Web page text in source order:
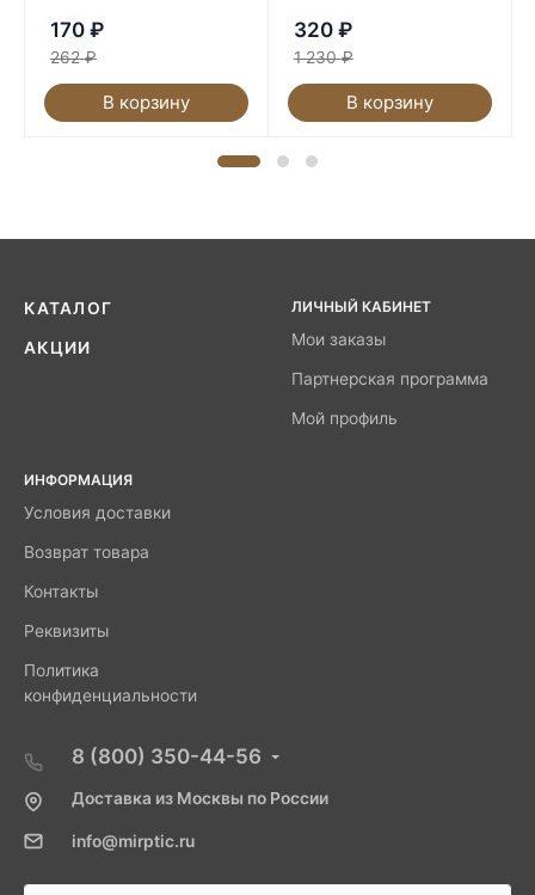
170 ₽
262 ₽
В корзину
320 ₽
1 230 ₽
В корзину
КАТАЛОГ
АКЦИИ
ЛИЧНЫЙ КАБИНЕТ
Мои заказы
Партнерская программа
Мой профиль
ИНФОРМАЦИЯ
Условия доставки
Возврат товара
Контакты
Реквизиты
Политика
конфиденциальности
8 (800) 350-44-56
Доставка из Москвы по России
info@mirptic.ru